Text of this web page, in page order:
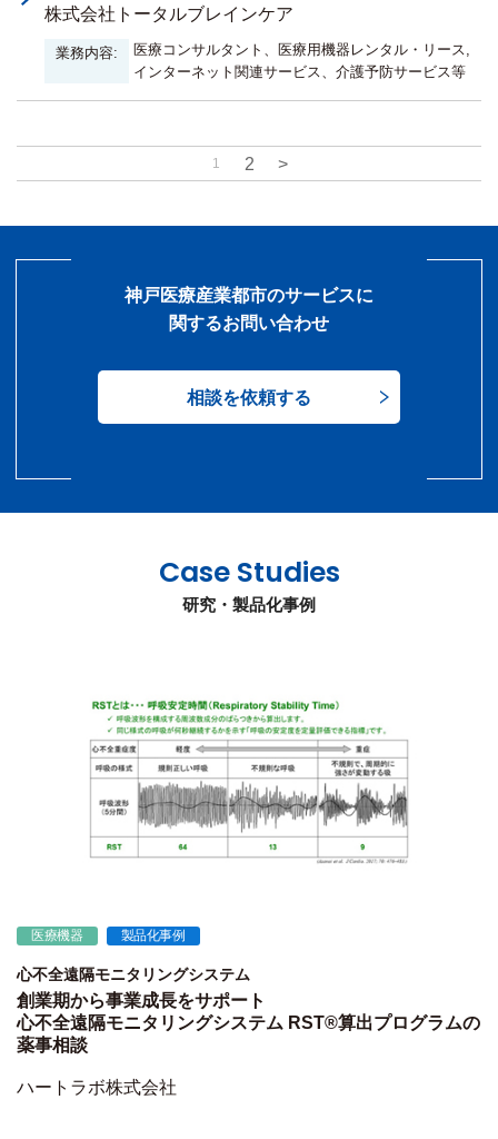
株式会社トータルブレインケア
医療コンサルタント、医療用機器レンタル・リース,
インターネット関連サービス、介護予防サービス等
1 2 >
神戸医療産業都市のサービスに
関するお問い合わせ
相談を依頼する
Case Studies
研究・製品化事例
医療機器 製品化事例
心不全遠隔モニタリングシステム
創業期から事業成長をサポート
心不全遠隔モニタリングシステム RST®算出プログラムの
薬事相談
ハートラボ株式会社